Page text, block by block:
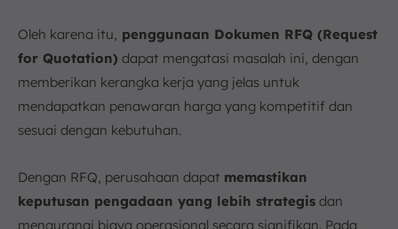
b. Pemanfaatan Teknologi dan Otomatisasi
c. Penetapan Tenggat Waktu yang Realistis
d. Membangun Komunikasi Aktif dengan Vendor
e. Melibatkan Tim yang Kompeten
7. Optimalkan Proses Pembuatan RFQ dengan
Software Procurement ScaleOcean
Oleh karena itu, penggunaan Dokumen RFQ (Request
for Quotation) dapat mengatasi masalah ini, dengan
memberikan kerangka kerja yang jelas untuk
mendapatkan penawaran harga yang kompetitif dan
sesuai dengan kebutuhan.
Dengan RFQ, perusahaan dapat memastikan
keputusan pengadaan yang lebih strategis dan
mengurangi biaya operasional secara signifikan. Pada